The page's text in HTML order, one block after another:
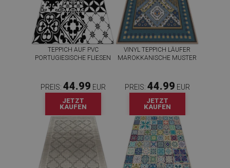
TEPPICH AUF PVC
PORTUGIESISCHE FLIESEN
PREIS: 44.99 EUR
JETZT
KAUFEN
VINYL TEPPICH LÄUFER
MAROKKANISCHE MUSTER
PREIS: 44.99 EUR
JETZT
KAUFEN